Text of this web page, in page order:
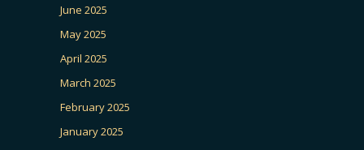
June 2025
May 2025
April 2025
March 2025
February 2025
January 2025